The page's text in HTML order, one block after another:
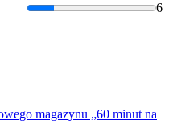
6
magazynu „60 minut na